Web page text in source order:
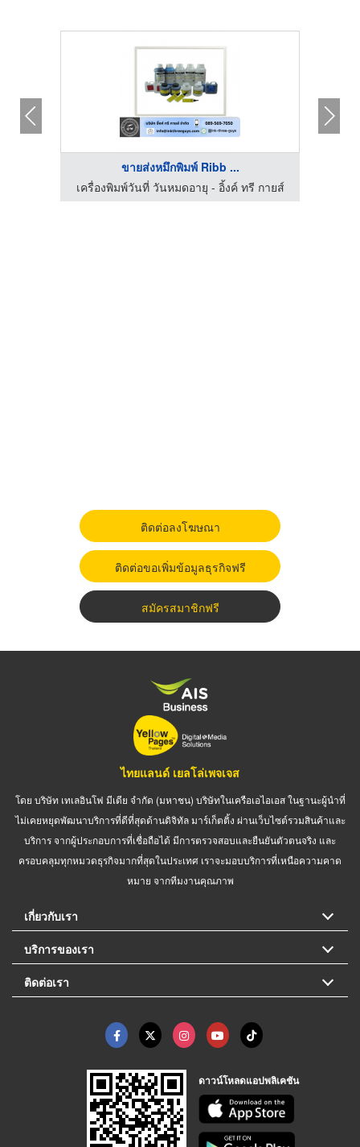
ขายส่งหมึกพิมพ์ Ribb ...
เครื่องพิมพ์วันที่ วันหมดอายุ - อิ้งค์ ทรี กายส์
ติดต่อลงโฆษณา
ติดต่อขอเพิ่มข้อมูลธุรกิจฟรี
สมัครสมาชิกฟรี
ไทยแลนด์ เยลโล่เพจเจส
โดย บริษัท เทเลอินโฟ มีเดีย จำกัด (มหาชน) บริษัทในเครือเอไอเอส ในฐานะผู้นำที่
ไม่เคยหยุดพัฒนาบริการที่ดีที่สุดด้านดิจิทัล มาร์เก็ตติ้ง ผ่านเว็บไซต์รวมสินค้าและ
บริการ จากผู้ประกอบการที่เชื่อถือได้ มีการตรวจสอบและยืนยันตัวตนจริง และ
ครอบคลุมทุกหมวดธุรกิจมากที่สุดในประเทศ เราจะมอบบริการที่เหนือความคาด
หมาย จากทีมงานคุณภาพ
เกี่ยวกับเรา
บริการของเรา
ติดต่อเรา
ดาวน์โหลดแอปพลิเคชัน